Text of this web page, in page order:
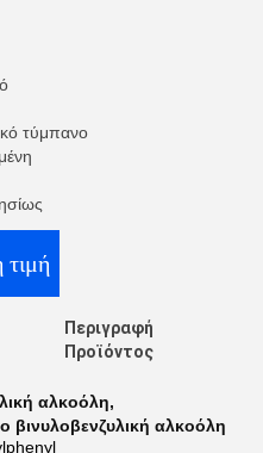
τύμπανο
τιμή
Περιγραφή
Προϊόντος
αλκοόλη,
βινυλοβενζυλική αλκοόλη